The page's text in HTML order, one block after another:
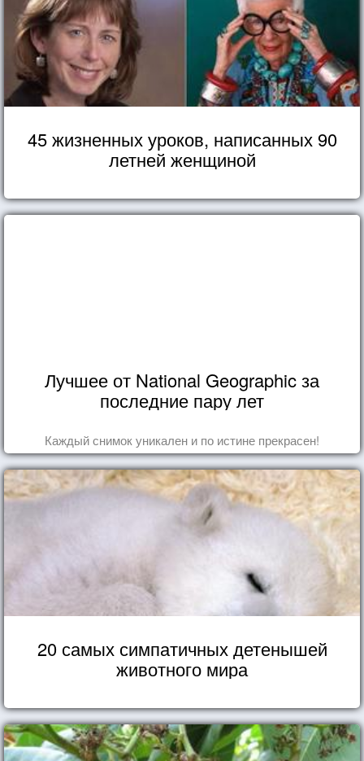
45 жизненных уроков, написанных 90
летней женщиной
Лучшее от National Geographic за
последние пару лет
Каждый снимок уникален и по истине прекрасен!
20 самых симпатичных детенышей
животного мира